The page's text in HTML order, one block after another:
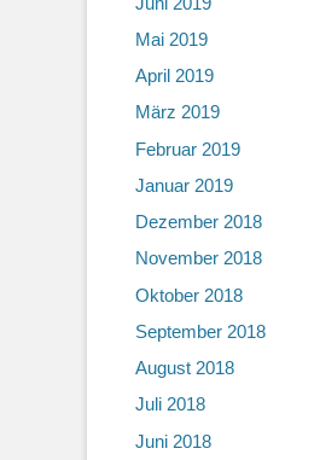
Mai 2019
April 2019
März 2019
Februar 2019
Januar 2019
Dezember 2018
November 2018
Oktober 2018
September 2018
August 2018
Juli 2018
Juni 2018